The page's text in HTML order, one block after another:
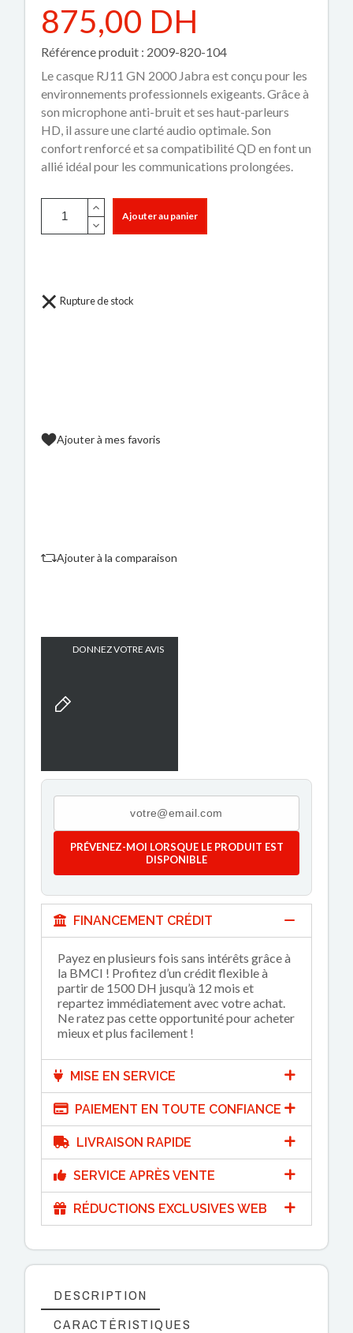
875,00 DH
Référence produit : 2009-820-104
Le casque RJ11 GN 2000 Jabra est conçu pour les
environnements professionnels exigeants. Grâce à
son microphone anti-bruit et ses haut-parleurs
HD, il assure une clarté audio optimale. Son
confort renforcé et sa compatibilité QD en font un
allié idéal pour les communications prolongées.
Ajouter au panier
Rupture de stock
Ajouter à mes favoris
Ajouter à la comparaison
DONNEZ VOTRE AVIS
PRÉVENEZ-MOI LORSQUE LE PRODUIT EST
DISPONIBLE
FINANCEMENT CRÉDIT
Payez en plusieurs fois sans intérêts grâce à
la BMCI ! Profitez d’un crédit flexible à
partir de 1500 DH jusqu’à 12 mois et
repartez immédiatement avec votre achat.
Ne ratez pas cette opportunité pour acheter
mieux et plus facilement !
MISE EN SERVICE
PAIEMENT EN TOUTE CONFIANCE
LIVRAISON RAPIDE
SERVICE APRÈS VENTE
RÉDUCTIONS EXCLUSIVES WEB
DESCRIPTION
CARACTÉRISTIQUES